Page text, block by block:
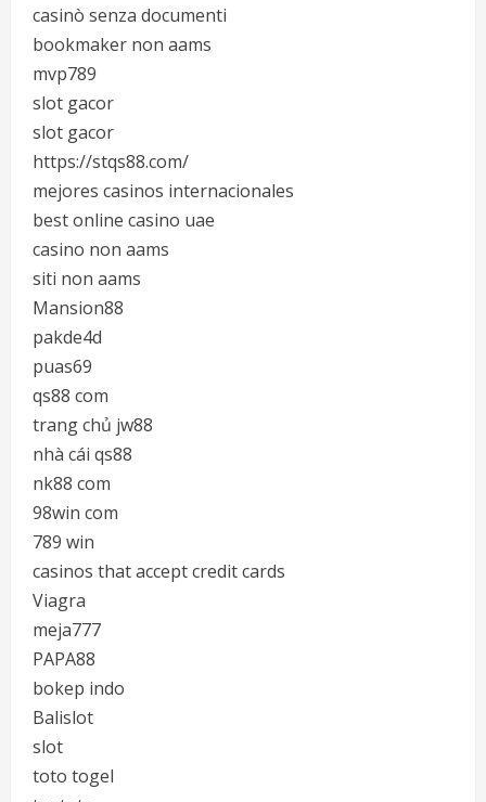
casinò senza documenti
bookmaker non aams
mvp789
slot gacor
slot gacor
https://stqs88.com/
mejores casinos internacionales
best online casino uae
casino non aams
siti non aams
Mansion88
pakde4d
puas69
qs88 com
trang chủ jw88
nhà cái qs88
nk88 com
98win com
789 win
casinos that accept credit cards
Viagra
meja777
PAPA88
bokep indo
Balislot
slot
toto togel